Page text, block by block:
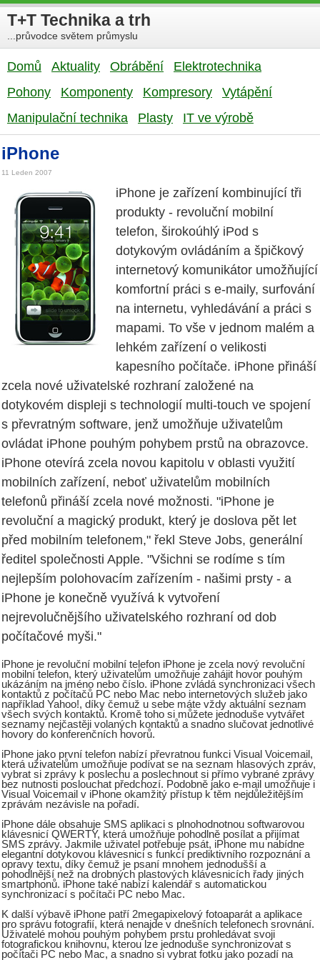
T+T Technika a trh
...průvodce světem průmyslu
Domů Aktuality Obrábění
Elektrotechnika
Pohony
Komponenty Kompresory
Vytápění
Manipulační technika
Plasty IT ve výrobě
iPhone
11 Leden 2007
iPhone je zařízení kombinující tři
produkty - revoluční mobilní
telefon, širokoúhlý iPod s
dotykovým ovládáním a špičkový
internetový komunikátor umožňující
komfortní práci s e-maily, surfování
na internetu, vyhledávání a práci s
mapami. To vše v jednom malém a
lehkém zařízení o velikosti
kapesního počítače. iPhone přináší
zcela nové uživatelské rozhraní založené na
dotykovém displeji s technologií multi-touch ve spojení
s převratným software, jenž umožňuje uživatelům
ovládat iPhone pouhým pohybem prstů na obrazovce.
iPhone otevírá zcela novou kapitolu v oblasti využití
mobilních zařízení, neboť uživatelům mobilních
telefonů přináší zcela nové možnosti. "iPhone je
revoluční a magický produkt, který je doslova pět let
před mobilním telefonem," řekl Steve Jobs, generální
ředitel společnosti Apple. "Všichni se rodíme s tím
nejlepším polohovacím zařízením - našimi prsty - a
iPhone je konečně využívá k vytvoření
nejrevolučnějšího uživatelského rozhraní od dob
počítačové myši."
iPhone je revoluční mobilní telefon iPhone je zcela nový revoluční
mobilní telefon, který uživatelům umožňuje zahájit hovor pouhým
ukázáním na jméno nebo číslo. iPhone zvládá synchronizaci všech
kontaktů z počítačů PC nebo Mac nebo internetových služeb jako
například Yahoo!, díky čemuž u sebe máte vždy aktuální seznam
všech svých kontaktů. Kromě toho si můžete jednoduše vytvářet
seznamy nejčastěji volaných kontaktů a snadno slučovat jednotlivé
hovory do konferenčních hovorů.
iPhone jako první telefon nabízí převratnou funkci Visual Voicemail,
která uživatelům umožňuje podívat se na seznam hlasových zpráv,
vybrat si zprávy k poslechu a poslechnout si přímo vybrané zprávy
bez nutnosti poslouchat předchozí. Podobně jako e-mail umožňuje i
Visual Voicemail v iPhone okamžitý přístup k těm nejdůležitějším
zprávám nezávisle na pořadí.
iPhone dále obsahuje SMS aplikaci s plnohodnotnou softwarovou
klávesnicí QWERTY, která umožňuje pohodlně posílat a přijímat
SMS zprávy. Jakmile uživatel potřebuje psát, iPhone mu nabídne
elegantní dotykovou klávesnici s funkcí prediktivního rozpoznání a
opravy textu, díky čemuž je psaní mnohem jednodušší a
pohodlnější než na drobných plastových klávesnicích řady jiných
smartphonů. iPhone také nabízí kalendář s automatickou
synchronizací s počítači PC nebo Mac.
K další výbavě iPhone patří 2megapixelový fotoaparát a aplikace
pro správu fotografií, která nenajde v dnešních telefonech srovnání.
Uživatelé mohou pouhým pohybem prstu prohledávat svoji
fotografickou knihovnu, kterou lze jednoduše synchronizovat s
počítači PC nebo Mac, a snadno si vybrat fotku jako pozadí na